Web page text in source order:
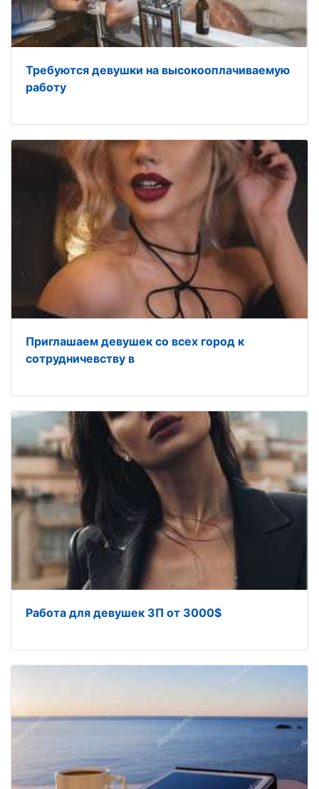
Требуются девушки на высокооплачиваемую
работу
Приглашаем девушек со всех город к
сотрудничевству в
Работа для девушек ЗП от 3000$